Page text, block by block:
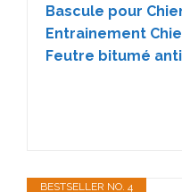
Bascule pour
Entrainement
Feutre bitumé
BESTSELLER NO. 4